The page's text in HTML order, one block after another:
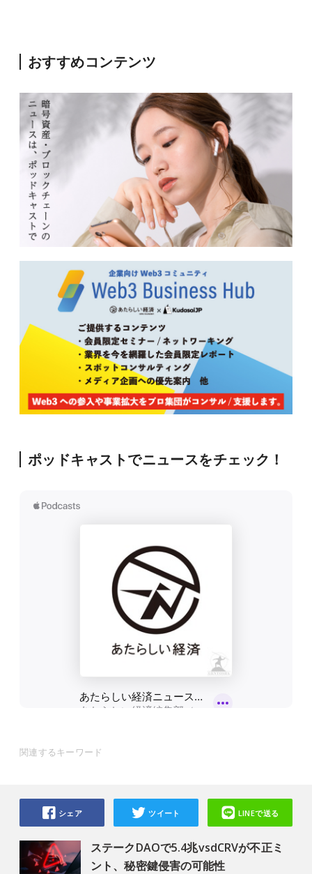
おすすめコンテンツ
ポッドキャストでニュースをチェック！
関連するキーワード
ステークDAOで5.4兆vsdCRVが不正ミ
ント、秘密鍵侵害の可能性
シェア ツイート LINEで送る